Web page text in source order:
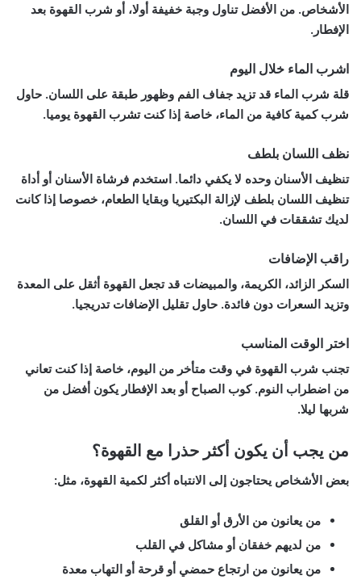
الأشخاص. من الأفضل تناول وجبة خفيفة أولا، أو شرب القهوة بعد
الإفطار.
اشرب الماء خلال اليوم
قلة شرب الماء قد تزيد جفاف الفم وظهور طبقة على اللسان. حاول
شرب كمية كافية من الماء، خاصة إذا كنت تشرب القهوة يوميا.
نظف اللسان بلطف
تنظيف الأسنان وحده لا يكفي دائما. استخدم فرشاة الأسنان أو أداة
تنظيف اللسان بلطف لإزالة البكتيريا وبقايا الطعام، خصوصا إذا كانت
لديك تشققات في اللسان.
راقب الإضافات
السكر الزائد، الكريمة، والمبيضات قد تجعل القهوة أثقل على المعدة
وتزيد السعرات دون فائدة. حاول تقليل الإضافات تدريجيا.
اختر الوقت المناسب
تجنب شرب القهوة في وقت متأخر من اليوم، خاصة إذا كنت تعاني
من اضطراب النوم. كوب الصباح أو بعد الإفطار يكون أفضل من
شربها ليلا.
من يجب أن يكون أكثر حذرا مع القهوة؟
بعض الأشخاص يحتاجون إلى الانتباه أكثر لكمية القهوة، مثل:
من يعانون من الأرق أو القلق
من لديهم خفقان أو مشاكل في القلب
من يعانون من ارتجاع حمضي أو قرحة أو التهاب معدة